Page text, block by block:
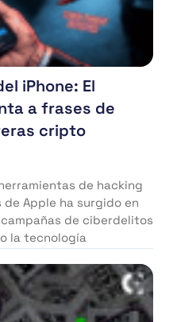
iPhone: El
a frases de
cripto
de hacking
Apple ha surgido en
de ciberdelitos
la tecnología